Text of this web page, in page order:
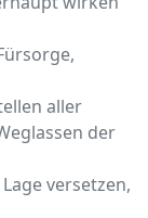
aller
der
versetzen,